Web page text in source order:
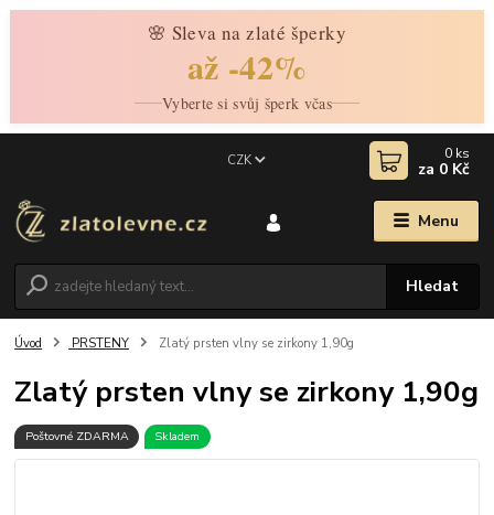
🌸 Sleva na zlaté šperky
až -42%
Vyberte si svůj šperk včas
Menu
CZK
Hledat
0 ks
za 0 Kč
Úvod PRSTENY Zlatý prsten vlny se zirkony 1,90g
Zlatý prsten vlny se zirkony 1,90g
Poštovné ZDARMA Skladem